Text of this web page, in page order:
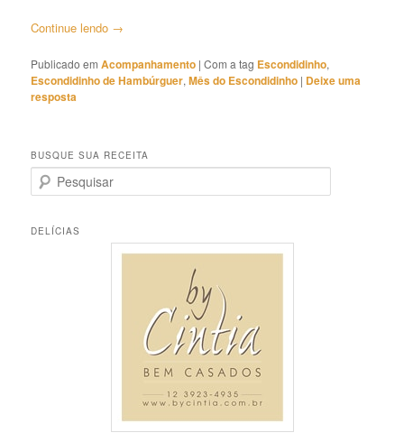
Continue lendo →
Publicado em Acompanhamento |Com a tag Escondidinho,
Escondidinho de Hambúrguer,Mês do Escondidinho | Deixe uma
resposta
BUSQUE SUA RECEITA
e
q
DELÍCIAS